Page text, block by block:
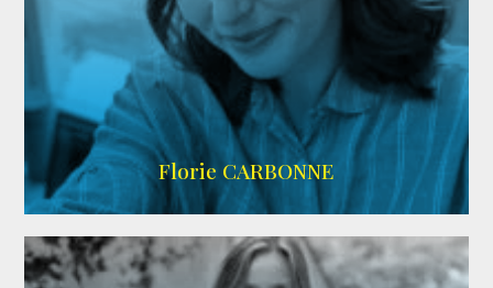
Imdb
Florie CARBONNE